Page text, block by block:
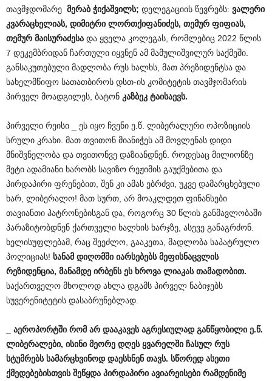
თავმჯდომარე მერაბ ჭიქაშვილს; დელეგაციის წევრებს: ვალერი
კვარაცხელიას, დიმიტრი ლორთქიფანიძეს, თემურ ფიფიას,
თემურ მაისურაძესა და ყველა კოლეგას, რომლებიც 2022 წლის
7 დეკემბრიდან ჩართული იყვნენ ამ მამულიშვილურ საქმეში.
განსაკუთებული მადლობა რუს ხალხს, მათ პრეზიდენტსა და
სახელმწიფო სათათბიროს დსთ-ის კომიტეტის თავმჯომარის
პირველ მოადგილეს, ბატონ კაზბეკ ტაისაევს.
პირველი რეისი _ ეს იყო ჩვენი ე.წ. ლიბერალური ოპოზიციის
სრული კრახი. მათ თვითონ მიანიჭეს ამ მოვლენას დიდი
მნიშვნელობა და თვითონვე დაზიანდნენ. როდესაც მილიონზე
მეტი ადამიანი ხარობს სავიზო რეჟიმის გაუქმებითა და
პირდაპირი ფრენებით, შენ კი ამას ებრძვი, უკვე დამარცხებული
ხარ, ლიბერალო! მათ სურთ, არ მოაკლდეთ ფინანსები
თავიანთი პატრონებისგან და, როგორც 30 წლის განმავლობაში
პარაზიტობდნენ ქართველი ხალხის ხარჯზე, ასევე განაგრძონ.
ხელისუფლებამ, რაც შეეძლო, გააკეთა, მადლობა საპატრულო
პოლიციას! სანამ დიღომში იარსებებს მეფისნაცვლის
რეზიდენცია, მანამდე ირბენს ეს ხროვა ლიაკას თამადობით.
საქართველო მხოლოდ ახლა დგამს პირველ ნაბიჯებს
სუვერენიტეტის დასაბრუნებლად.
აეროპორტში რომ არ დააკავეს აგრესიულად განწყობილი ე.წ.
ლიბერალები, ისინი მეორე დღეს ყვარელში ჩასულ რუს
სტუმრებს სამარცხვინოდ დაესხნენ თავს. სწორედ ასეთი
ქმედებებისთვის შეწყდა პირდაპირი ავიარეისები რამდენიმე